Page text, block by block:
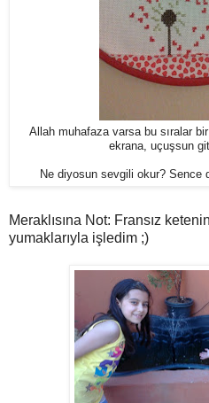
Allah muhafaza varsa bu sıralar
ekrana, uçuşsun
Ne diyosun sevgili okur? Sence
Meraklısına Not: Fransız
yumaklarıyla işledim ;)